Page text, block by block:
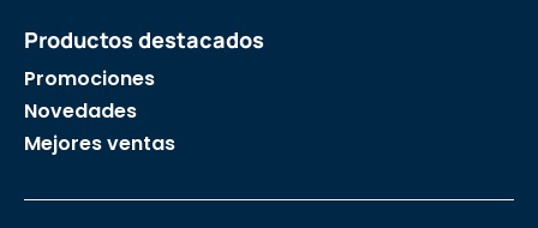
Productos destacados
Promociones
Novedades
Mejores ventas